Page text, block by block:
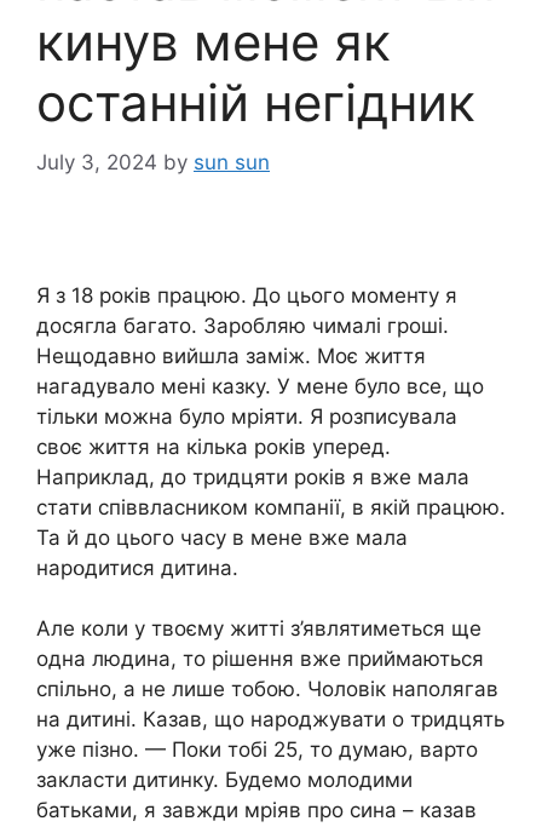
кинув мене як
останній негідник
July 3, 2024 by sun sun
Я з 18 років працюю. До цього моменту я
досягла багато. Заробляю чималі гроші.
Нещодавно вийшла заміж. Моє життя
нагадувало мені казку. У мене було все, що
тільки можна було мріяти. Я розписувала
своє життя на кілька років уперед.
Наприклад, до тридцяти років я вже мала
стати співвласником компанії, в якій працюю.
Та й до цього часу в мене вже мала
нapօдитися дитина.
Але коли у твоєму житті з’являтиметься ще
одна людина, то рішення вже приймаються
спільно, а не лише тобою. Чоловік наполягав
на дитині. Казав, що нapօджувати о тридцять
уже пізно. — Поки тобі 25, то думаю, варто
закласти дитинку. Будемо молодими
батьками, я завжди мріяв про сина – казав